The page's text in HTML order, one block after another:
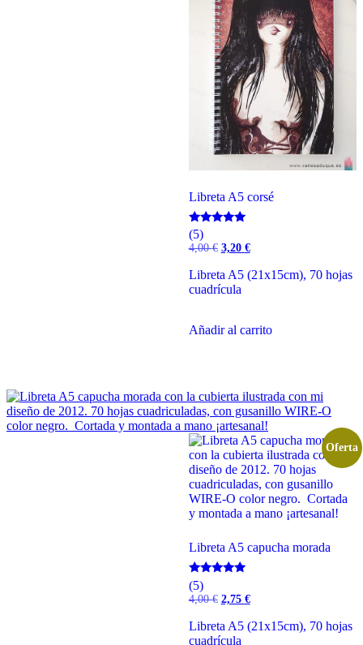
Libreta A5 corsé
Valorado
con
5.00
(5)
4,00€ El
original
era:
3,20 €El
actual
Libreta A5 (21x15cm), 70 hojas
cuadrícula
Añadir al carrito
Oferta
Libreta A5 capucha morada
Valorado
con
5.00
(5)
4,00€ El
original
era:
2,75 €El
actual
Libreta A5 (21x15cm), 70 hojas
cuadrícula